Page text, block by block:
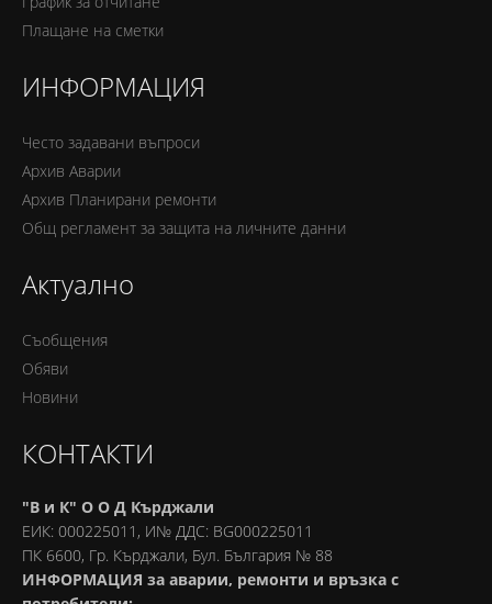
Плащане на сметки
ИНФОРМАЦИЯ
Често задавани въпроси
Архив Аварии
Архив Планирани ремонти
Oбщ регламент за защита на личните данни
Актуално
Съобщения
Обяви
Новини
КОНТАКТИ
"В и К" О О Д Кърджали
ЕИК: 000225011, И№ ДДС: BG000225011
ПК 6600, Гр. Кърджали, Бул. България № 88
ИНФОРМАЦИЯ за аварии, ремонти и връзка с